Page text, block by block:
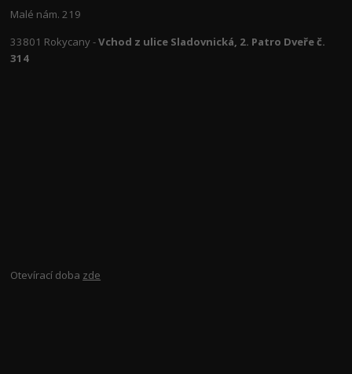
Malé nám. 219
33801 Rokycany -Vchod z ulice Sladovnická, 2. Patro Dveře č.
314
Otevírací doba zde